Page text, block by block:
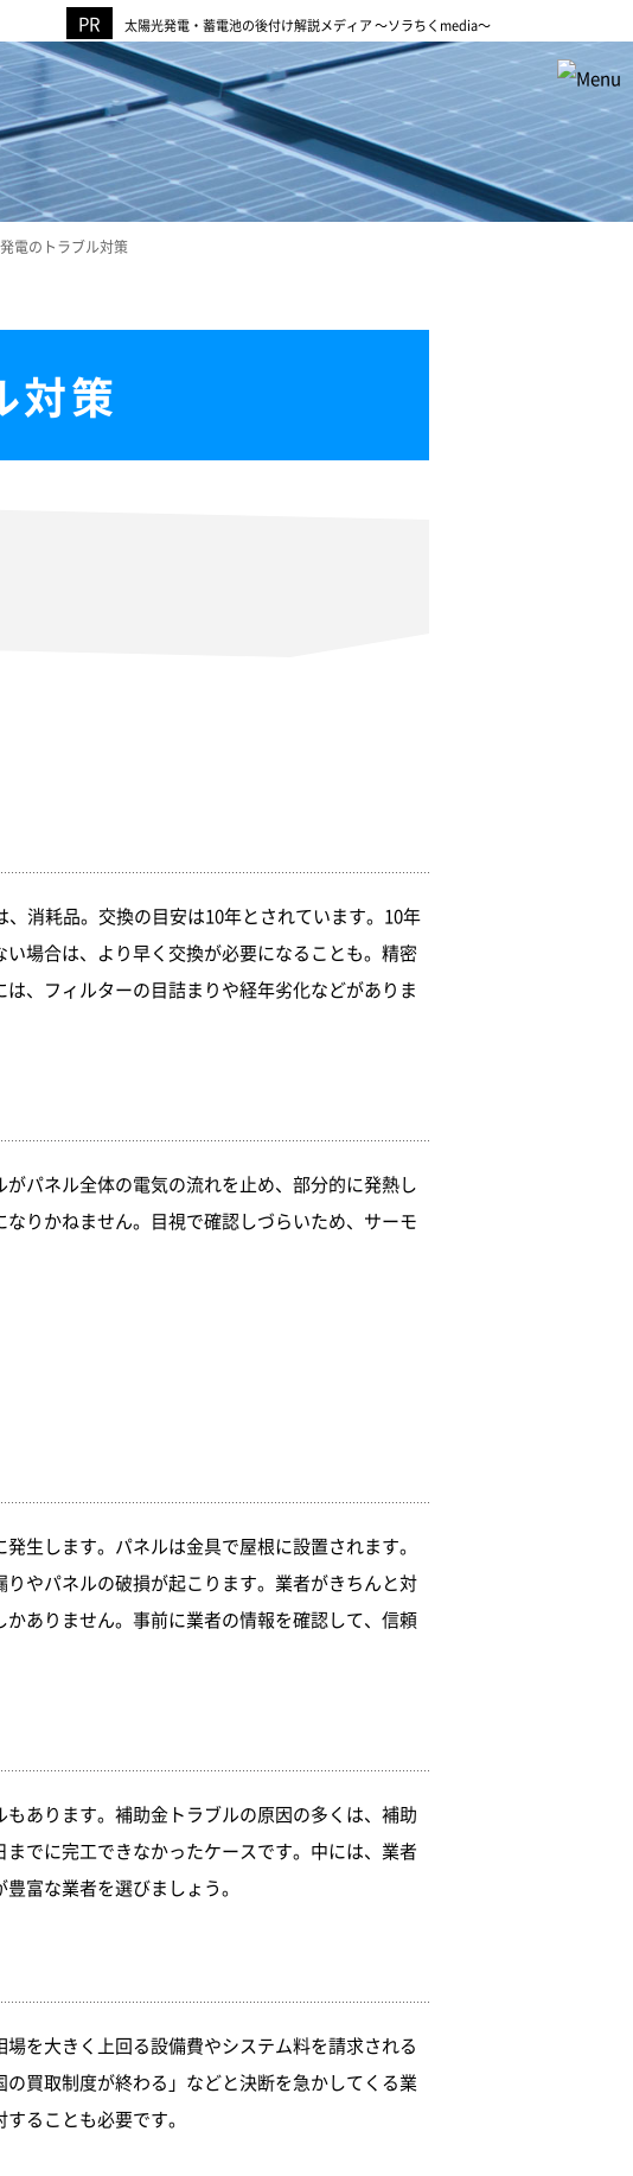
太陽光発電・蓄電池の後付け解説メディア ～ソラちくmedia～
電のトラブル対策
対策
消耗品。交換の目安は10年とされています。10年
場合は、より早く交換が必要になることも。精密
、フィルターの目詰まりや経年劣化などがありま
パネル全体の電気の流れを止め、部分的に発熱し
りかねません。目視で確認しづらいため、サーモ
生します。パネルは金具で屋根に設置されます。
やパネルの破損が起こります。業者がきちんと対
ありません。事前に業者の情報を確認して、信頼
あります。補助金トラブルの原因の多くは、補助
でに完工できなかったケースです。中には、業者
富な業者を選びましょう。
を大きく上回る設備費やシステム料を請求される
買取制度が終わる」などと決断を急かしてくる業
ることも必要です。